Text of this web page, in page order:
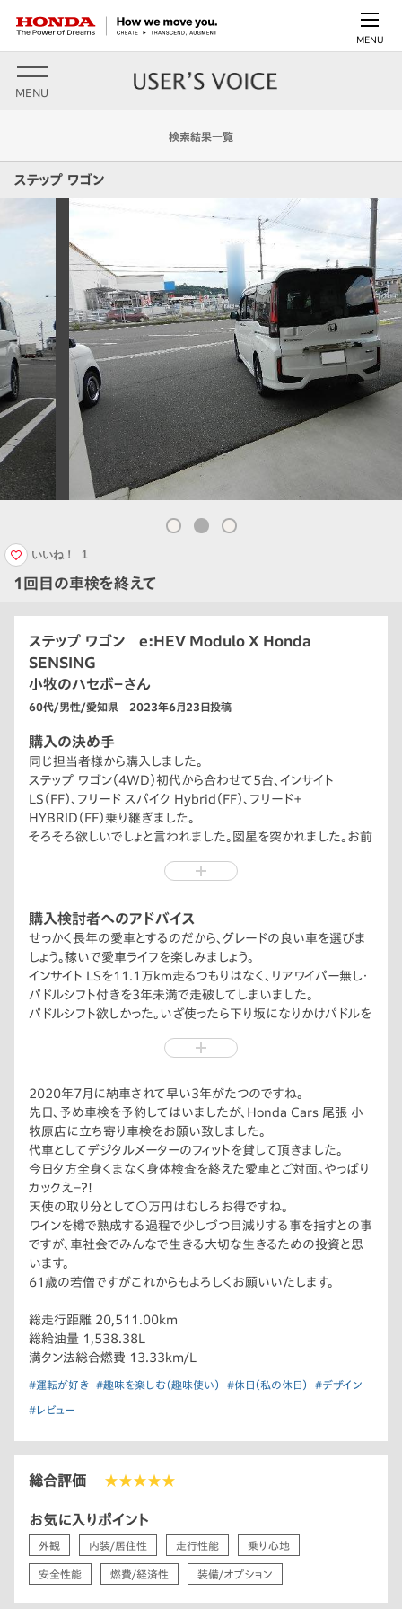
MENU
MENU
検索結果一覧
ステップ ワゴン
1回目の車検を終えて
いいね！ 1
ステップ ワゴン e:HEV Modulo X Honda
SENSING
小牧のハセボ－さん
60代/男性/愛知県 2023年6月23日投稿
購入の決め手
同じ担当者様から購入しました。
ステップ ワゴン（4WD）初代から合わせて5台、インサイト
LS（FF）、フリード スパイク Hybrid（FF）、フリード＋
HYBRID（FF）乗り継ぎました。
そろそろ欲しいでしょと言われました。図星を突かれました。お前
本日は車検に合わせて愛車にご馳走をしてあげました。
カーを2列目に忍ばせて。（内装は両面テープ接着ON）
ハンドルあたりから視認できるマルチインフォメーションディスプ
レイ。（二次元画面が見やすい）
購入検討者へのアドバイス
せっかく長年の愛車とするのだから、グレードの良い車を選びま
しょう。稼いで愛車ライフを楽しみましょう。
インサイト LSを11.1万km走るつもりはなく、リアワイパー無し・
パドルシフト付きを3年未満で走破してしまいました。
パドルシフト欲しかった。いざ使ったら下り坂になりかけパドルを
北陸自動車道の杉津SAで自分の車の話題が入ってきました。そ
2020年7月に納車されて早い3年がたつのですね。
先日、予め車検を予約してはいましたが、Honda Cars 尾張 小
牧原店に立ち寄り車検をお願い致しました。
代車としてデジタルメーターのフィットを貸して頂きました。
今日夕方全身くまなく身体検査を終えた愛車とご対面。やっぱり
カックえ－?!
天使の取り分として○万円はむしろお得ですね。
ワインを樽で熟成する過程で少しづつ目減りする事を指すとの事
ですが、車社会でみんなで生きる大切な生きるための投資と思
います。
61歳の若僧ですがこれからもよろしくお願いいたします。
総走行距離 20,511.00km
総給油量 1,538.38L
満タン法総合燃費 13.33km/L
#運転が好き #趣味を楽しむ（趣味使い） #休日（私の休日） #デザイン
#レビュー
総合評価 ★★★★★
お気に入りポイント
外観 内装/居住性 走行性能 乗り心地
安全性能 燃費/経済性 装備/オプション